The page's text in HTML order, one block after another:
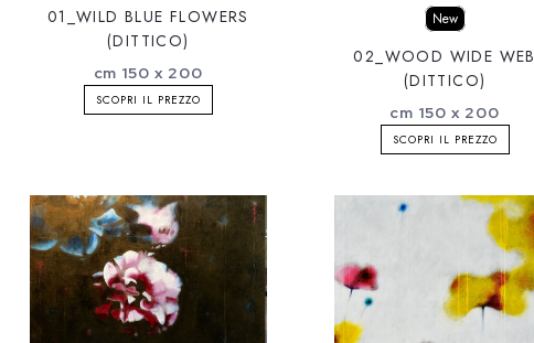
01_WILD BLUE FLOWERS
(DITTICO)
cm 150 x 200
SCOPRI IL PREZZO
New
02_WOOD WIDE WEB
(DITTICO)
cm 150 x 200
SCOPRI IL PREZZO